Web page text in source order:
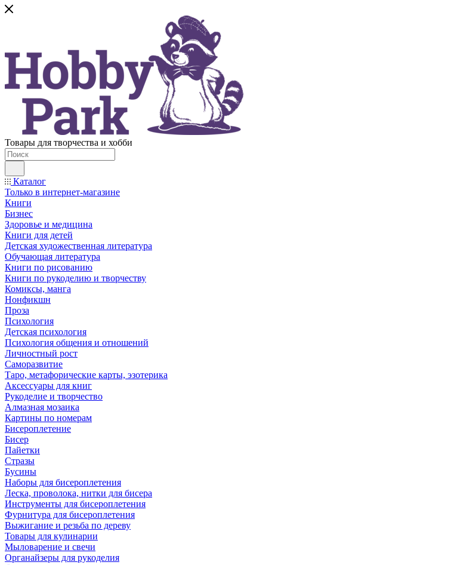
Товары для творчества и хобби
Каталог
Только в интернет-магазине
Книги
Бизнес
Здоровье и медицина
Книги для детей
Детская художественная литература
Обучающая литература
Книги по рисованию
Книги по рукоделию и творчеству
Комиксы, манга
Нонфикшн
Проза
Психология
Детская психология
Психология общения и отношений
Личностный рост
Саморазвитие
Таро, метафорические карты, эзотерика
Аксессуары для книг
Рукоделие и творчество
Алмазная мозаика
Картины по номерам
Бисероплетение
Бисер
Пайетки
Стразы
Бусины
Наборы для бисероплетения
Леска, проволока, нитки для бисера
Инструменты для бисероплетения
Фурнитура для бисероплетения
Выжигание и резьба по дереву
Товары для кулинарии
Мыловарение и свечи
Органайзеры для рукоделия